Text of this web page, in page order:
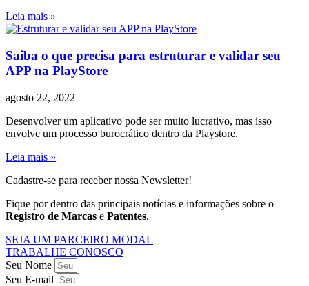
Leia mais »
Saiba o que precisa para estruturar e validar seu
APP na PlayStore
agosto 22, 2022
Desenvolver um aplicativo pode ser muito lucrativo, mas isso
envolve um processo burocrático dentro da Playstore.
Leia mais »
Cadastre-se para receber nossa Newsletter!
Fique por dentro das principais notícias e informações sobre o
Registro de Marcas e Patentes.
SEJA UM PARCEIRO MODAL
TRABALHE CONOSCO
Seu Nome
Seu E-mail